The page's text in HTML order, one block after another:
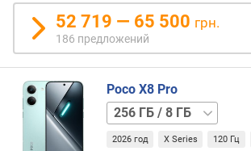
и
с
я
52 719 — 65 500 грн.
186 предложений
Poco X8 Pro
256 ГБ
/
12 ГБ512 ГБ
2026 год X Series 120 Гц